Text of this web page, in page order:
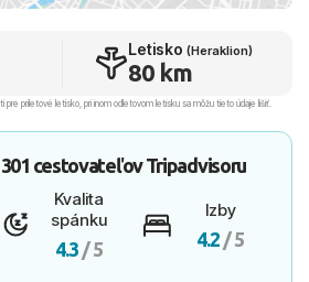
Letisko (Heraklion)
80 km
pre príletové letisko, pri inom odletovom letisku sa môžu tieto údaje líšiť.
301 cestovateľovTripadvisoru
Kvalita
spánku
4.3 / 5
Izby
4.2 / 5